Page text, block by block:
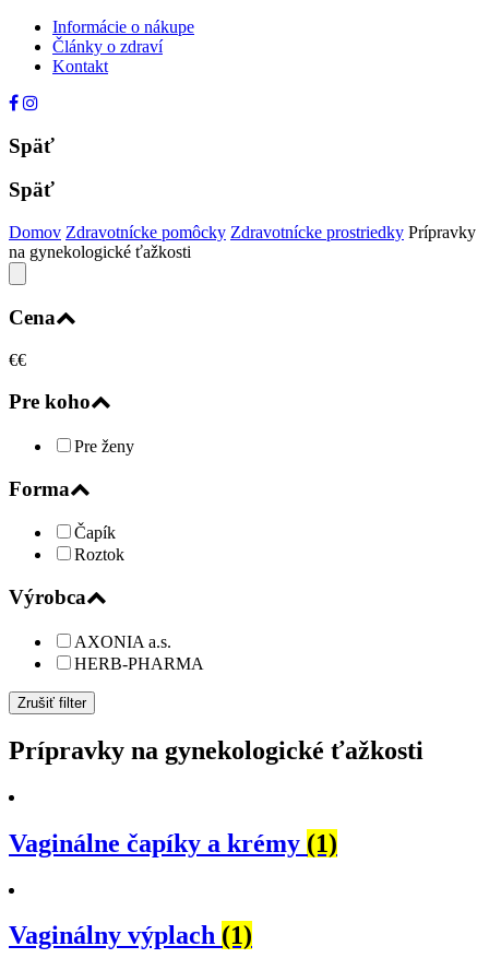
Informácie o nákupe
Články o zdraví
Kontakt
Späť
Späť
Domov Zdravotnícke pomôcky Zdravotnícke prostriedky Prípravky
na gynekologické ťažkosti
Cena
€€
Pre koho
Pre ženy
Forma
Čapík
Roztok
Výrobca
AXONIA a.s.
HERB-PHARMA
Zrušiť filter
Prípravky na gynekologické ťažkosti
Vaginálne čapíky a krémy (1)
Vaginálny výplach (1)